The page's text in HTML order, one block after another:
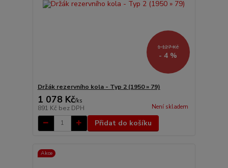
1 127 Kč
- 4 %
Držák rezervního kola - Typ 2 (1950 » 79)
1 078 Kč/ks
891 Kč bez DPH Není skladem
Přidat do košíku
Akce